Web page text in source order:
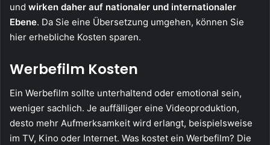
und wirken daher auf nationaler und internationaler
Ebene. Da Sie eine Übersetzung umgehen, können Sie
hier erhebliche Kosten sparen.
Werbefilm Kosten
Ein Werbefilm sollte unterhaltend oder emotional sein,
weniger sachlich. Je auffälliger eine Videoproduktion,
desto mehr Aufmerksamkeit wird erlangt, beispielsweise
im TV, Kino oder Internet. Was kostet ein Werbefilm? Die